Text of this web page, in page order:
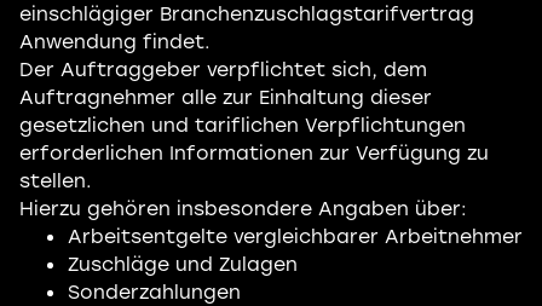
einschlägiger Branchenzuschlagstarifvertrag
Anwendung findet.
Der Auftraggeber verpflichtet sich, dem
Auftragnehmer alle zur Einhaltung dieser
gesetzlichen und tariflichen Verpflichtungen
erforderlichen Informationen zur Verfügung zu
stellen.
Hierzu gehören insbesondere Angaben über:
Arbeitsentgelte vergleichbarer Arbeitnehmer
Zuschläge und Zulagen
Sonderzahlungen